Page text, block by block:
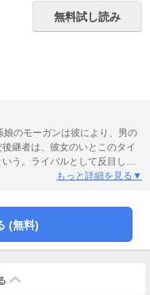
無料試し読み
のモーガンは彼により、男の
継者は、彼女のいとこのタイ
う。ライバルとして反目して
気持ちの裏に彼への恋心があ
もっと詳細を見る▼
(無料)